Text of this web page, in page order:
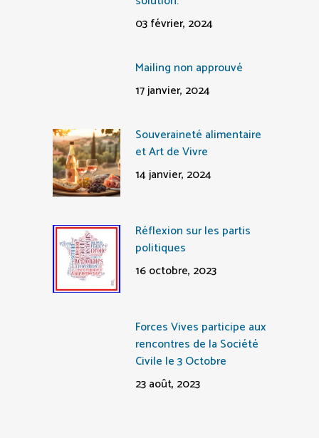
03 février, 2024
Mailing non approuvé
17 janvier, 2024
Souveraineté alimentaire
et Art de Vivre
14 janvier, 2024
Réflexion sur les partis
politiques
16 octobre, 2023
Forces Vives participe aux
rencontres de la Société
Civile le 3 Octobre
23 août, 2023